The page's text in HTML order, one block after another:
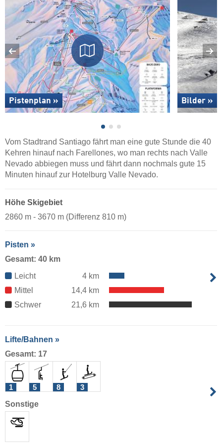
Pistenplan » Bilder »
Vom Stadtrand Santiago fährt man eine gute Stunde die 40
Kehren hinauf nach Farellones, wo man rechts nach Valle
Nevado abbiegen muss und fährt dann nochmals gute 15
Minuten hinauf zur Hotelburg Valle Nevado.
Höhe Skigebiet
2860 m - 3670 m (Differenz 810 m)
Pisten »
Gesamt: 40 km
Leicht
4 km
Mittel
14,4 km
Schwer
21,6 km
Lifte/Bahnen »
Gesamt: 17
1 5 8 3
Sonstige